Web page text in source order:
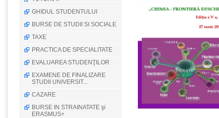
GHIDUL STUDENTULUI
BURSE DE STUDII SI SOCIALE
TAXE
PRACTICA DE SPECIALITATE
EVALUAREA STUDENŢILOR
EXAMENE DE FINALIZARE
STUDII UNIVERSIT...
CAZARE
BURSE IN STRAINATATE şi
ERASMUS+